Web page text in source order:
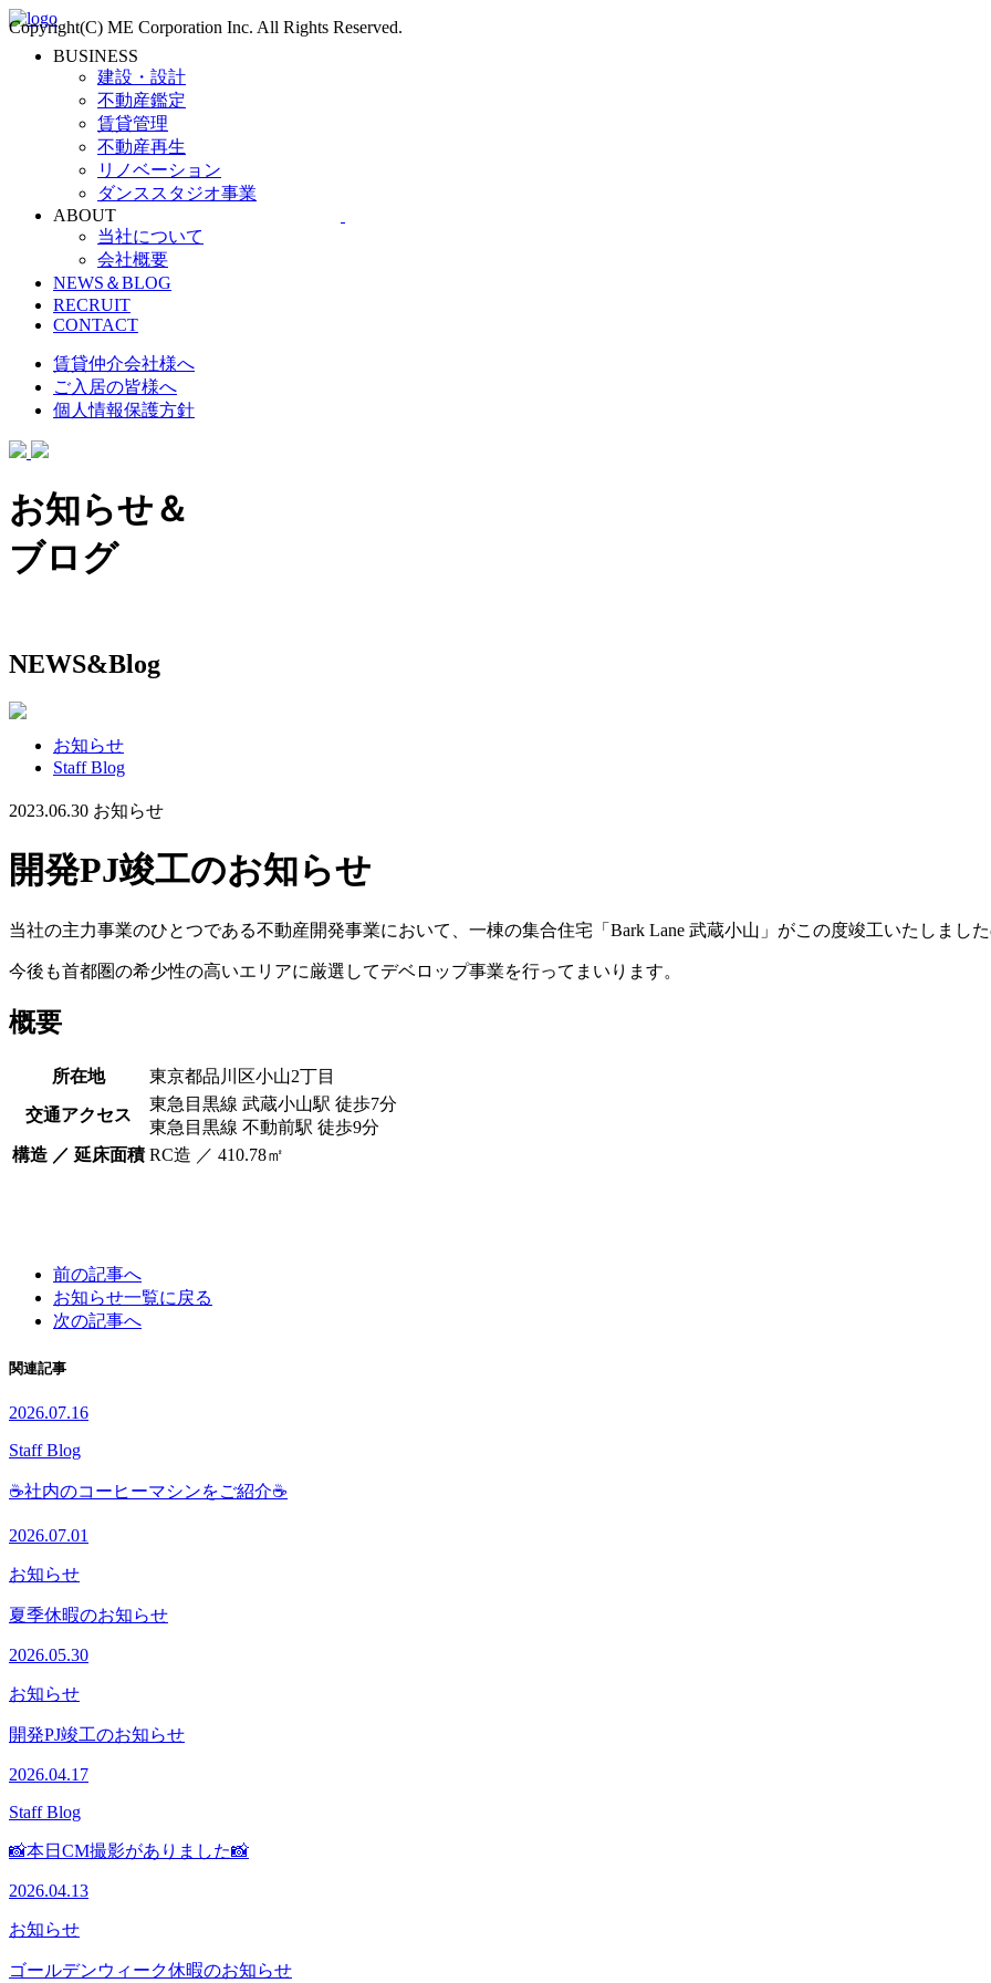
BUSINESS
建設・設計
不動産鑑定
賃貸管理
不動産再生
リノベーション
ダンススタジオ事業
ABOUT
当社について
会社概要
NEWS＆BLOG
RECRUIT
CONTACT
賃貸仲介会社様へ
ご入居の皆様へ
個人情報保護方針
Copyright(C) ME Corporation Inc. All Rights Reserved.
お知らせ＆
ブログ
NEWS&Blog
お知らせ
Staff Blog
2023.06.30 お知らせ
開発PJ竣工のお知らせ
当社の主力事業のひとつである不動産開発事業において、一棟の集合住宅「Bark Lane 武蔵小山」がこの度竣工いたしまし
今後も首都圏の希少性の高いエリアに厳選してデベロップ事業を行ってまいります。
概要
所在地 東京都品川区小山2丁目
交通アクセス
東急目黒線 武蔵小山駅 徒歩7分
東急目黒線 不動前駅 徒歩9分
構造 ／ 延床面積 RC造 ／ 410.78㎡
前の記事へ
お知らせ一覧に戻る
次の記事へ
関連記事
2026.07.16
Staff Blog
☕社内のコーヒーマシンをご紹介☕
2026.07.01
お知らせ
夏季休暇のお知らせ
2026.05.30
お知らせ
開発PJ竣工のお知らせ
2026.04.17
Staff Blog
📸本日CM撮影がありました📸
2026.04.13
お知らせ
ゴールデンウィーク休暇のお知らせ